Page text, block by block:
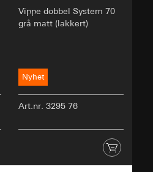
Vippe dobbel System 70
grå matt (lakkert)
Nyhet
Art.nr. 3295 76